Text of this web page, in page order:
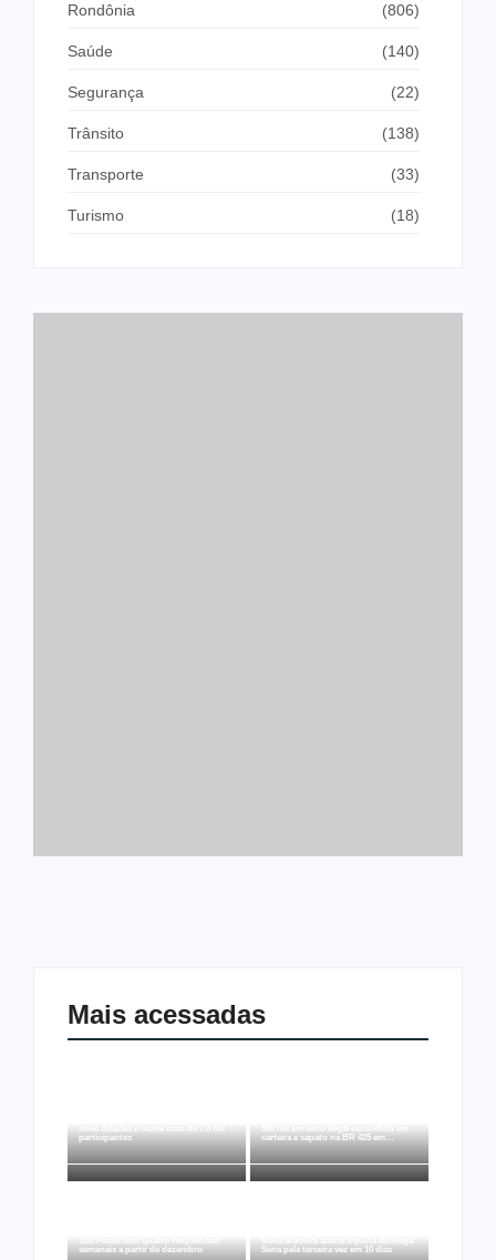
Rondônia (806)
Saúde (140)
Segurança (22)
Trânsito (138)
Transporte (33)
Turismo (18)
Mais acessadas
nove cidades e reúne mais de 7,3 mil
participantes
800 mil em ouro ilegal escondido em
carteira e sapato na BR 425 em…
São Paulo com quatro frequências
semanais a partir de dezembro
Sena pela terceira vez em 10 dias